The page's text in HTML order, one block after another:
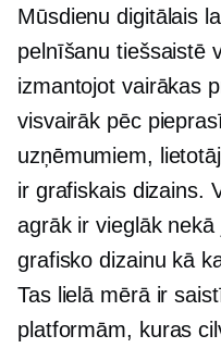
Mūsdienu digitālais
pelnīšanu tiešsaistē
izmantojot vairākas
visvairāk pēc
uzņēmumiem,
ir grafiskais dizains.
agrāk ir vieglāk
grafisko dizainu kā
Tas lielā mērā ir
platformām, kuras